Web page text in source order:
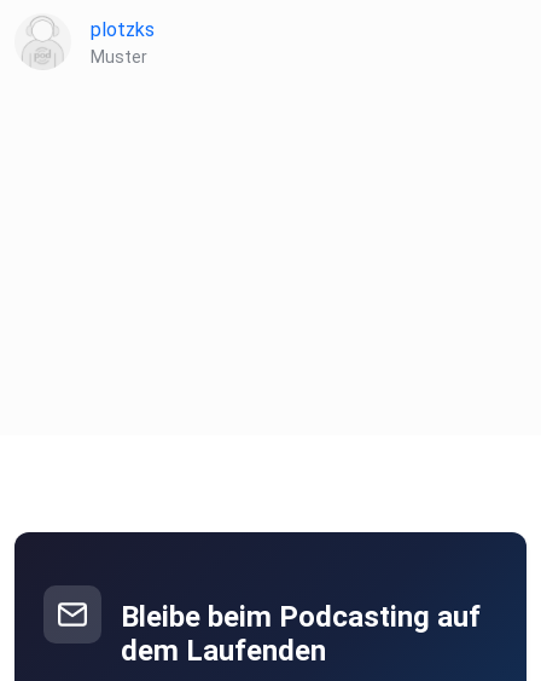
plotzks
Muster
Bleibe beim Podcasting auf
dem Laufenden